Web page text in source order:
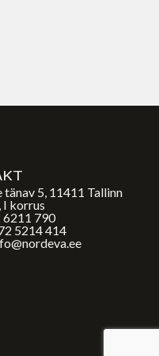
tänav 5, 11411 Tallinn
I korrus
6211 790
5214 414